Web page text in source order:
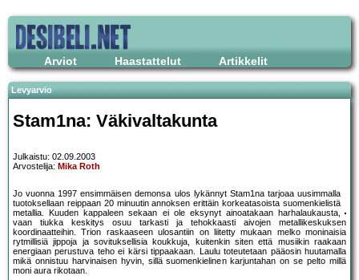
Arviot Haastattelut Artikkelit
Levyarvio
Stam1na: Väkivaltakunta
Julkaistu: 02.09.2003
Arvostelija: Mika Roth
Jo vuonna 1997 ensimmäisen demonsa ulos lykännyt Stam1na tarjoaa uusimmalla
tuotoksellaan reippaan 20 minuutin annoksen erittäin korkeatasoista suomenkielistä
metallia. Kuuden kappaleen sekaan ei ole eksynyt ainoatakaan harhalaukausta,
vaan tiukka keskitys osuu tarkasti ja tehokkaasti aivojen metallikeskuksen
koordinaatteihin. Trion raskaaseen ulosantiin on liitetty mukaan melko moninaisia
rytmillisiä jippoja ja sovituksellisia koukkuja, kuitenkin siten että musiikin raakaan
energiaan perustuva teho ei kärsi tippaakaan. Laulu toteutetaan pääosin huutamalla
mikä onnistuu harvinaisen hyvin, sillä suomenkielinen karjuntahan on se pelto millä
moni aura rikotaan.